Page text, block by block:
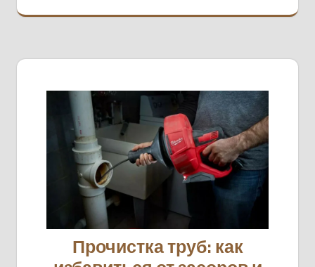
Прочистка труб: как